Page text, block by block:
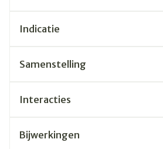
Indicatie
Samenstelling
Interacties
Bijwerkingen